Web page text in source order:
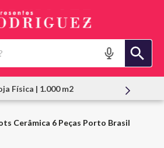
Atendimento Pessoal
Cerâmica 6 Peças Porto Brasil